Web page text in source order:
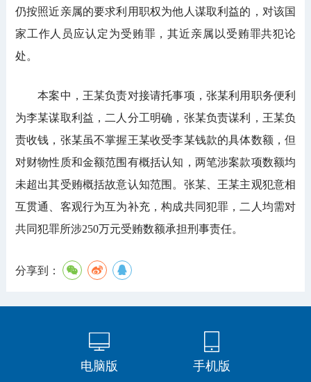
仍按照近亲属的要求利用职权为他人谋取利益的，对该国
家工作人员应认定为受贿罪，其近亲属以受贿罪共犯论
处。
本案中，王某负责对接请托事项，张某利用职务便利
为李某谋取利益，二人分工明确，张某负责谋利，王某负
责收钱，张某虽不掌握王某收受李某钱款的具体数额，但
对财物性质和金额范围有概括认知，两笔涉案款项数额均
未超出其受贿概括故意认知范围。张某、王某主观犯意相
互贯通、客观行为互为补充，构成共同犯罪，二人均需对
共同犯罪所涉250万元受贿数额承担刑事责任。
分享到：
电脑版 手机版